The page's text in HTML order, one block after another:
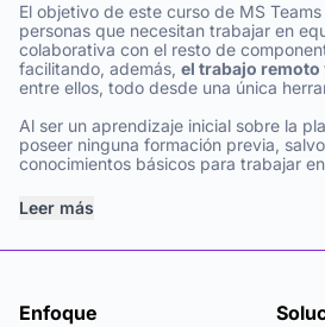
El objetivo de este curso de MS
personas que necesitan trabajar en
colaborativa con el resto de
facilitando, además, el trabajo
entre ellos, todo desde una única
Al ser un aprendizaje inicial sobre la
poseer ninguna formación previa,
conocimientos básicos para trabajar
Leer más
Enfoque